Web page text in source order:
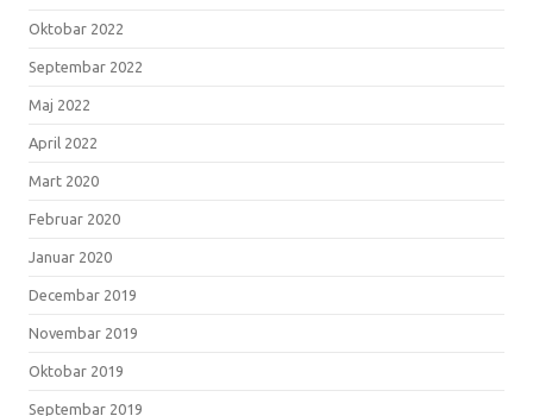
Oktobar 2022
Septembar 2022
Maj 2022
April 2022
Mart 2020
Februar 2020
Januar 2020
Decembar 2019
Novembar 2019
Oktobar 2019
Septembar 2019